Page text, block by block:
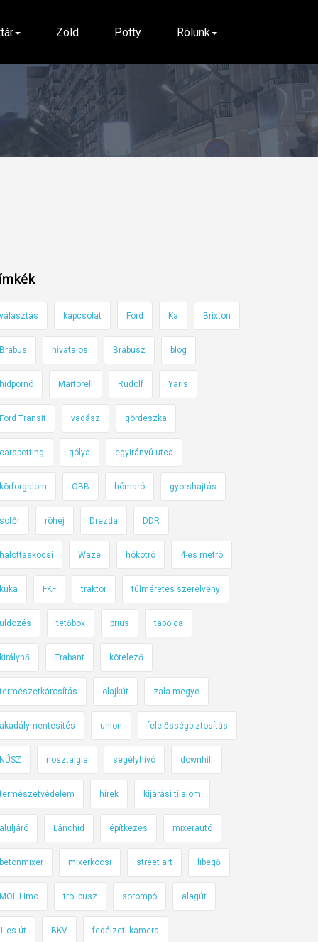
Zöld Pötty Rólunk
választás kapcsolat Ford Ka Brixton
Brabus hivatalos Brabusz blog
hídpornó Martorell Rudolf Yaris
Ford Transit vadász gördeszka
carspotting gólya egyirányú utca
körforgalom OBB hómaró gyorshajtás
sofőr röhej Drezda DDR
halottaskocsi Waze hókotró 4-es metró
kuka FKF traktor túlméretes szerelvény
üldözés tetőbox prius tapolca
királynő Trabant kötelező
természetkárosítás olajkút zala megye
akadálymentesítés union felelősségbiztosítás
NÚSZ nosztalgia segélyhívó downhill
természetvédelem hírek kijárási tilalom
aluljáró Lánchíd építkezés mixerautó
betonmixer mixerkocsi street art libegő
MOL Limo trolibusz sorompó alagút
1-es út BKV fedélzeti kamera